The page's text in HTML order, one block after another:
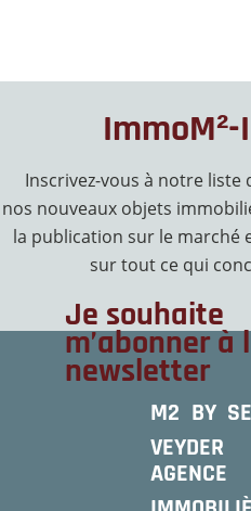
Inscrivez-vous à notre liste
nos nouveaux objets
la publication sur le marché
sur tout ce qui
Je souhaite
m’abonner à
newsletter
M2 BY
VEYDER
AGENCE